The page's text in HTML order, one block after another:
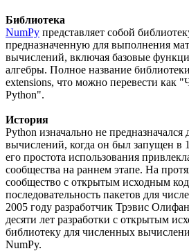
Библиотека
NumPy представляет собой
предназначенную для выполнения
вычислений, включая базовые
алгебры. Полное название
extensions, что можно перевести как
Python".
История
Python изначально не
вычислений, когда он был запущен в
его простота использования
сообщества на раннем этапе. На
сообщество с открытым исходным
последовательность пакетов для
2005 году разработчик Трэвис
десяти лет разработки с открытым
библиотеку для численных
NumPy.